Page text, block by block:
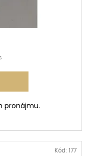
pronájmu.
Kód: 177